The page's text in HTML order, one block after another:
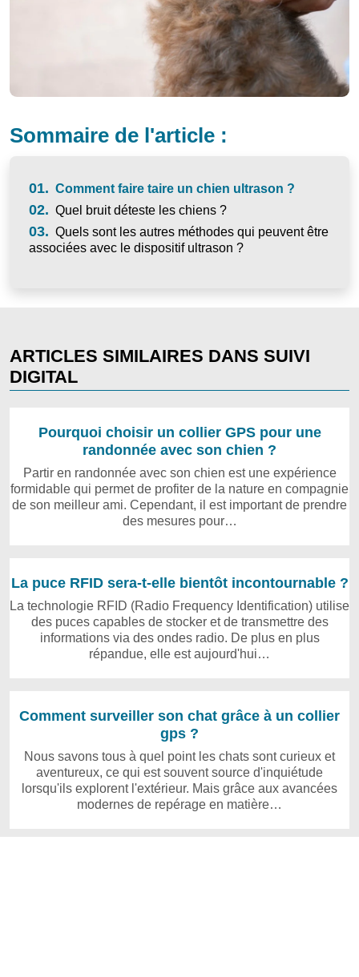
Sommaire de l'article :
01. Comment faire taire un chien ultrason ?
02. Quel bruit déteste les chiens ?
03. Quels sont les autres méthodes qui peuvent être
associées avec le dispositif ultrason ?
ARTICLES SIMILAIRES DANS SUIVI
DIGITAL
Pourquoi choisir un collier GPS pour une
randonnée avec son chien ?
Partir en randonnée avec son chien est une expérience
formidable qui permet de profiter de la nature en compagnie
de son meilleur ami. Cependant, il est important de prendre
des mesures pour…
La puce RFID sera-t-elle bientôt incontournable ?
La technologie RFID (Radio Frequency Identification) utilise
des puces capables de stocker et de transmettre des
informations via des ondes radio. De plus en plus
répandue, elle est aujourd'hui…
Comment surveiller son chat grâce à un collier
gps ?
Nous savons tous à quel point les chats sont curieux et
aventureux, ce qui est souvent source d'inquiétude
lorsqu'ils explorent l'extérieur. Mais grâce aux avancées
modernes de repérage en matière…